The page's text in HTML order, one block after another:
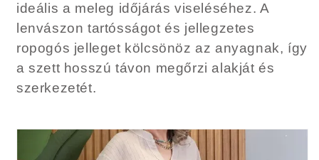
ideális a meleg időjárás viseléséhez. A
lenvászon tartósságot és jellegzetes
ropogós jelleget kölcsönöz az anyagnak, így
a szett hosszú távon megőrzi alakját és
szerkezetét.